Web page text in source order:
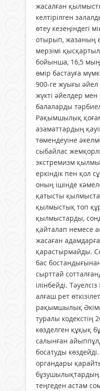
жасалған
келтірілген
өтеу кезеңіндегі
отырып, жазаның
мерзімі
бойынша, 16,5
өмір бастауға
900-ге жуығы
жүкті әйелдер
балаларды
Рақымшылық
азаматтардың
төмендеуіне
сыбайлас
экстремизм
еркіндік пен қол
оның ішінде
қатысты
қылмыстық топ
қылмыстарды,
қайталап немесе
жасаған
қарастырмайды.
бас
сырттай
ілінбейді.
алғаш рет
рақымшылық
туралы кодекстің
көзделген құқық
салынған
босатуды көздейді.
органдары
бұзушылықтардың
теңгеден астам